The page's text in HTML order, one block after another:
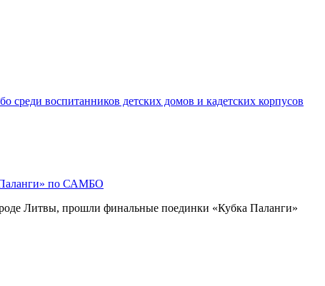
среди воспитанников детских домов и кадетских корпусов
по САМБО
Литвы, прошли финальные поединки «Кубка Паланги»